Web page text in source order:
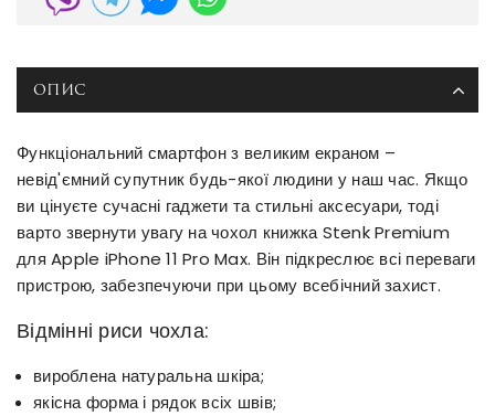
ОПИС
Функціональний смартфон з великим екраном –
невід'ємний супутник будь-якої людини у наш час. Якщо
ви цінуєте сучасні гаджети та стильні аксесуари, тоді
варто звернути увагу на чохол книжка Stenk Premium
для Apple iPhone 11 Pro Max. Він підкреслює всі переваги
пристрою, забезпечуючи при цьому всебічний захист.
Відмінні риси чохла:
вироблена натуральна шкіра;
якісна форма і рядок всіх швів;